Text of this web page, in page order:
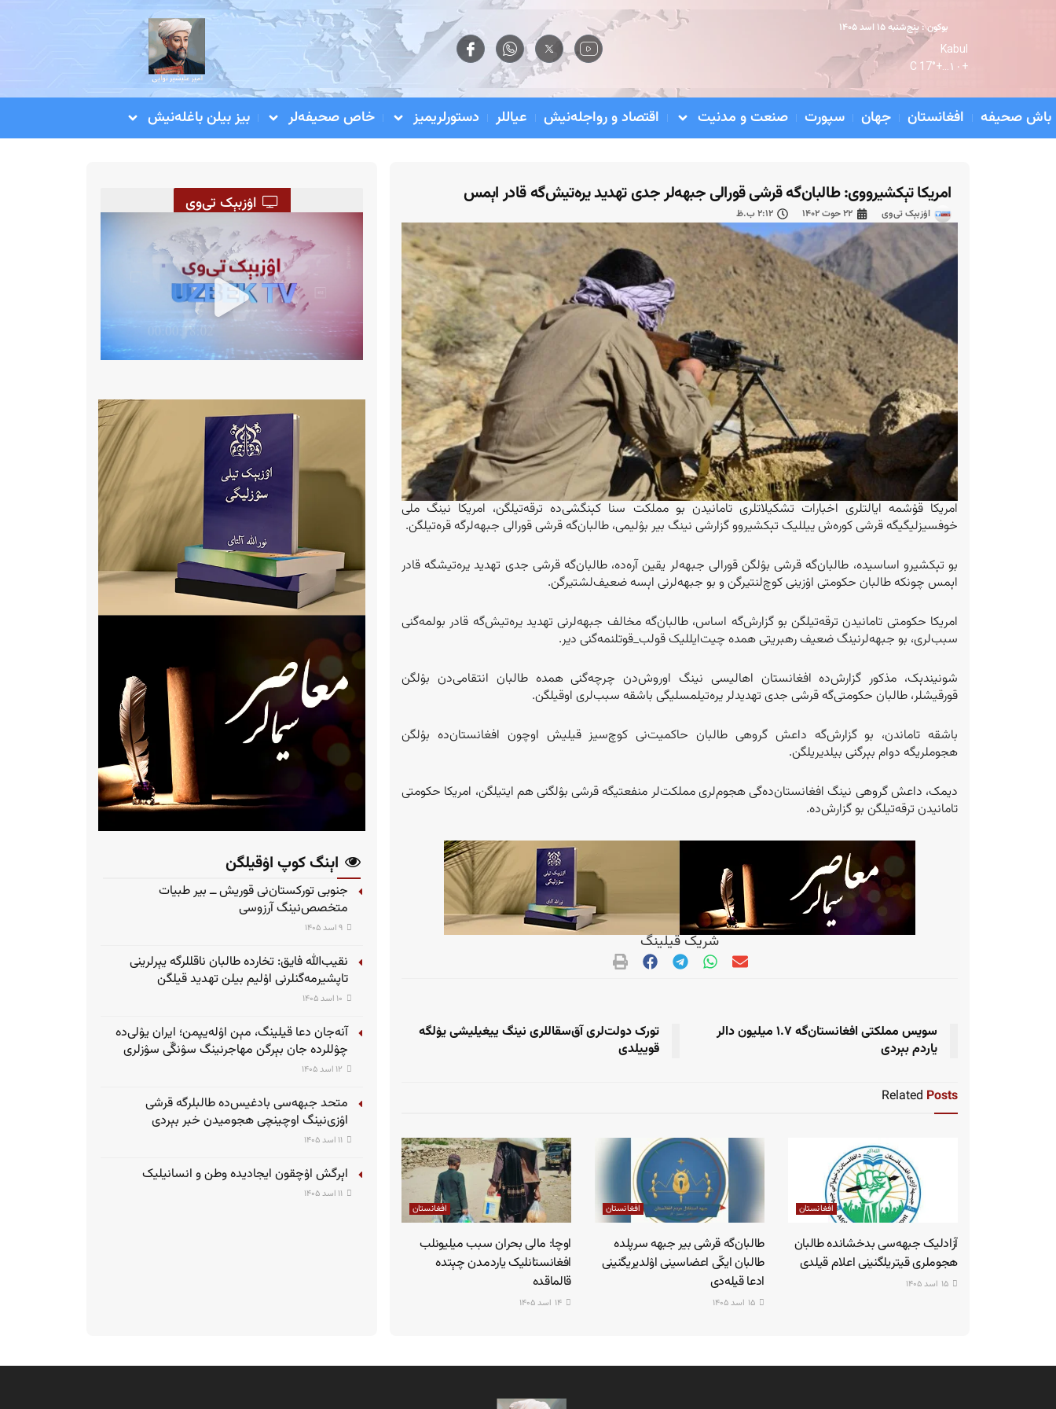
بوکون : پنج‌شنبه ۱۵ اسد ۱۴۰۵
Kabul
+ ۱۰... +
17° C
باش صحیفه افغانستان جهان سپورت صنعت و مدنیت اقتصاد و رواجله‌نیش عیاللر دستورلریمیز خاص صحیفه‌لر بیز بیلن باغله‌نیش
اۉزبېک تی‌وی
اېنگ کوپ اۉقیلگن
جنوبی تورکستان‌نی قوریش ــ بیر طبیات
متخصص‌نینگ آرزوسی
نقیب‌الله فایق: تخارده طالبان ناقللرگه یېرلرینی
تاپشیرمه‌گنلرنی اۉلیم بیلن تهدید قیلگن
آنه‌جان دعا قیلینگ، مېن اۉله‌یپمن؛ ایران یۉلی‌ده
چۉللرده جان بېرگن مهاجرنینگ سۉنگّی سۉزلری
متحد جبهه‌سی بادغیس‌ده طالبلرگه قرشی
اۉزی‌نینگ اوچینچی هجومیدن خبر بېردی
اېرگش اۉچقون ایجادیده وطن و انسانیلیک
امریکا تېکشیرووی: طالبان‌گه قرشی قورالی جبهه‌لر جدی تهدید یره‌تیش‌گه قادر اېمس
اۉزبېک تی‌وی ۲۲ حوت ۱۴۰۲ ۲:۱۲ ب.ظ
امریکا قۉشمه ایالتلری اخبارات تشکیلاتلری تامانیدن بو مملکت سنا کېنگشی‌ده ترقه‌تیلگن، امریکا نینگ ملی
خوفسیزلیگیگه قرشی کوره‌ش ییللیک تېکشیروو گزارشی نینگ بیر بۉلیمی، طالبان‌گه قرشی قورالی جبهه‌لرگه قره‌تیلگن.
بو تېکشیرو اساسیده، طالبان‌گه قرشی بۉلگن قورالی جبهه‌لر یقین آره‌ده، طالبان‌گه قرشی جدی تهدید یره‌تیشگه قادر
اېمس چونکه طالبان حکومتی اۉزینی کوچ‌لنتیرگن و بو جبهه‌لرنی اېسه ضعیف‌لشتیرگن.
امریکا حکومتی تامانیدن ترقه‌تیلگن بو گزارش‌گه اساس، طالبان‌گه مخالف جبهه‌لرنی تهدید یره‌تیش‌گه قادر بولمه‌گنی
سبب‌لری، بو جبهه‌لرنینگ ضعیف رهبریتی همده چیت‌ایللیک قولب_قوتلنمه‌گنی دیر.
شونیندېک، مذکور گزارش‌ده افغانستان اهالیسی نینگ اوروش‌دن چرچه‌گنی همده طالبان انتقامی‌دن بۉلگن
قورقیشلر، طالبان حکومتی‌گه قرشی جدی تهدیدلر یره‌تیلمسلیگی باشقه سبب‌لری اوقیلگن.
باشقه تاماندن، بو گزارش‌گه داعش گروهی طالبان حاکمیت‌نی کوچ‌سیز قیلیش اوچون افغانستان‌ده بۉلگن
هجوملریگه دوام بېرگنی بیلدیریلگن.
دیمک، داعش گروهی نینگ افغانستان‌ده‌گی هجوم‌لری مملکت‌لر منفعتیگه قرشی بۉلگنی هم ایتیلگن، امریکا حکومتی
تامانیدن ترقه‌تیلگن بو گزارش‌ده.
شریک قیلینگ
سویس مملکتی افغانستان‌‌گه ۱.۷ میلیون دالر
یاردم بېردی
تورک دولت‌لری آق‎‌سقاللری نینگ ییغیلیشی یۉلگه
قوییلدی
Related Posts
افغانستان
آزادلیک جبهه‌سی بدخشانده طالبان
هجوملری قیتریلگنینی اعلام قیلدی
۱۵ اسد ۱۴۰۵
افغانستان
طالبان‌گه قرشی بیر جبهه سرپلده
طالبان ایکّی اعضاسینی اۉلدیریگنینی
ادعا قیله‌دی
۱۵ اسد ۱۴۰۵
افغانستان
اوچا: مالی بحران سبب میلیونلب
افغانستانلیک یاردمدن چېتده
قالماقده
۱۴ اسد ۱۴۰۵